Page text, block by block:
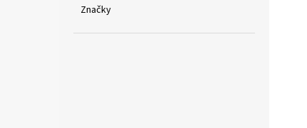
Značky